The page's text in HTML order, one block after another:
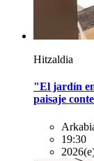
Hitzaldia
"El jardín
paisaje
19:30